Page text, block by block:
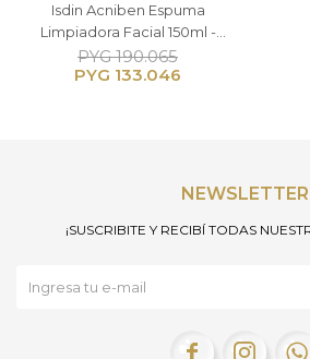
Isdin Acniben Espuma
Limpiadora Facial 150ml -
Pieles Grasas con Tendencia
Acneica
PYG 133.046
PYG 190.065
NEWSLETTER
¡SUSCRIBITE Y RECIBÍ TODAS
  